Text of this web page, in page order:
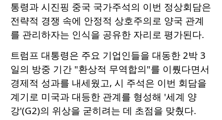
통령과 시진핑 중국 국가주석의 이번 정상회담은
전략적 경쟁 속에 안정적 상호주의로 양국 관계
를 관리하자는 인식을 공유한 자리로 평가된다.
트럼프 대통령은 주요 기업인들을 대동한 2박 3
일의 방중 기간 "환상적 무역합의"를 이뤘다면서
경제적 성과를 내세웠고, 시 주석은 이번 회담을
계기로 미국과 대등한 관계를 형성해 '세계 양
강'(G2)의 위상을 굳히려는 데 초점을 맞췄다.